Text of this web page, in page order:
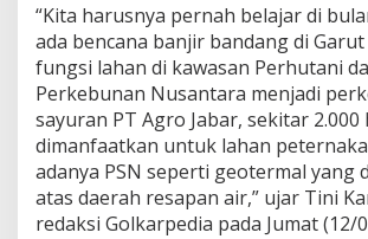
n
g
a
n
'
d
i
G
a
r
u
“Kita harusnya pernah belajar di
ada bencana banjir bandang di
fungsi lahan di kawasan Perhutani
Perkebunan Nusantara menjadi
sayuran PT Agro Jabar, sekitar 2.000
dimanfaatkan untuk lahan
adanya PSN seperti geotermal yang
atas daerah resapan air,” ujar Tini
redaksi Golkarpedia pada Jumat (12/